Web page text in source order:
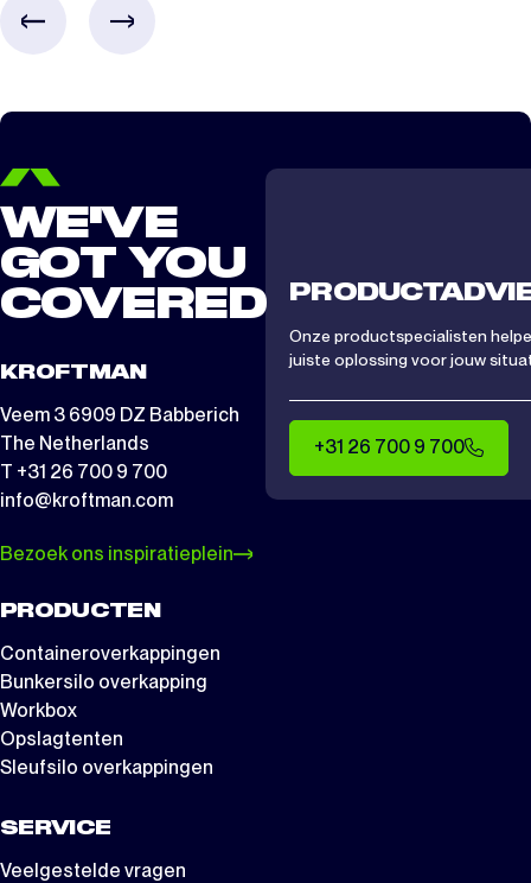
WE'VE
GOT YOU
COVERED
KROFTMAN
Veem 3 6909 DZ Babberich
The Netherlands
T +31 26 700 9 700
info@kroftman.com
Bezoek ons inspiratieplein
PRODUCTEN
Containeroverkappingen
Bunkersilo overkapping
Workbox
Opslagtenten
Sleufsilo overkappingen
SERVICE
Veelgestelde vragen
Onze productspecialisten
juiste oplossing voor jouw
+31 26 700 9 700